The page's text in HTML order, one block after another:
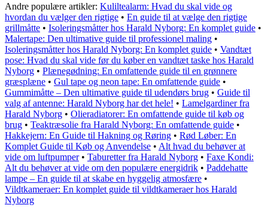
Andre populære artikler: Kuliltealarm: Hvad du skal vide og
hvordan du vælger den rigtige • En guide til at vælge den rigtige
grillmåtte • Isoleringsmåtter hos Harald Nyborg: En komplet guide •
Malertape: Den ultimative guide til professionel maling •
Isoleringsmåtter hos Harald Nyborg: En komplet guide • Vandtæt
pose: Hvad du skal vide før du køber en vandtæt taske hos Harald
Nyborg • Plænegødning: En omfattende guide til en grønnere
græsplæne • Gul tape og neon tape: En omfattende guide •
Gummimåtte – Den ultimative guide til udendørs brug • Guide til
valg af antenne: Harald Nyborg har det hele! • Lamelgardiner fra
Harald Nyborg • Olieradiatorer: En omfattende guide til køb og
brug • Teaktræsolie fra Harald Nyborg: En omfattende guide •
Hakkejern: En Guide til Hakning og Røring • Rød Løber: En
Komplet Guide til Køb og Anvendelse • Alt hvad du behøver at
vide om luftpumper• Taburetter fra Harald Nyborg • Faxe Kondi:
Alt du behøver at vide om den populære energidrik • Paddehatte
lampe – En guide til at skabe en hyggelig atmosfære •
Vildtkameraer: En komplet guide til vildtkameraer hos Harald
Nyborg